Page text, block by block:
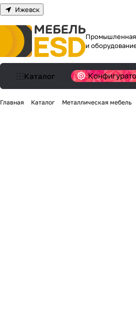
Ижевск
и
Каталог
Главная Каталог Металлическая мебель